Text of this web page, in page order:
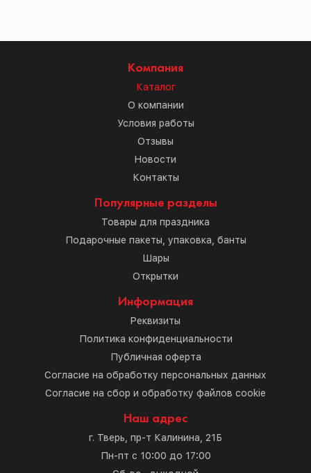
Компания
Каталог
О компании
Условия работы
Отзывы
Новости
Контакты
Популярные разделы
Товары для праздника
Подарочные пакеты, упаковка, банты
Шары
Открытки
Информация
Реквизиты
Политика конфиденциальности
Публичная оферта
Согласие на обработку персональных данных
Согласие на сбор и обработку файлов cookie
Наш адрес
г. Тверь, пр-т Калинина, 21Б
Пн-пт с 10:00 до 17:00